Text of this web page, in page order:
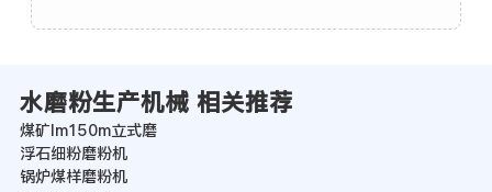
水磨粉生产机械 相关推荐
煤矿lm150m立式磨
浮石细粉磨粉机
锅炉煤样磨粉机